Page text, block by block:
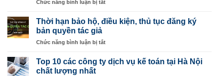
Pháp
tại
–
CÔNG
GIÁ
CHẤT
TỐT
Chức năng bình luận bị tắtở
kiện,
xuất
cho
Thời hạn bảo hộ, điều kiện, thủ tục đăng ký
bản quyền tác giả
Chức năng bình luận bị tắtở
hạn
bảo
Top 10 các công ty dịch vụ kế toán tại Hà Nội
chất lượng nhất